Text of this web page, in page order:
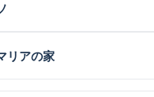
リアの家